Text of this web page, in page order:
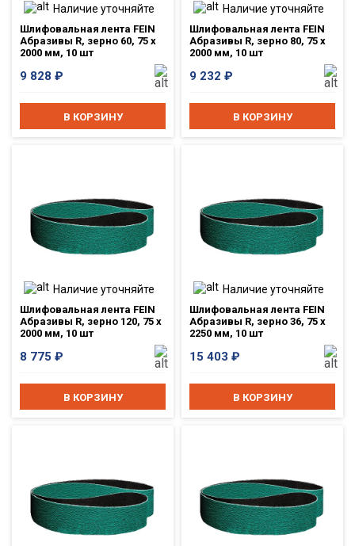
Наличие уточняйте
Шлифовальная лента FEIN
Абразивы R, зерно 60, 75 x
2000 мм, 10 шт
9 828 ₽
В КОРЗИНУ
Наличие уточняйте
Шлифовальная лента FEIN
Абразивы R, зерно 80, 75 x
2000 мм, 10 шт
9 232 ₽
В КОРЗИНУ
Наличие уточняйте
Шлифовальная лента FEIN
Абразивы R, зерно 120, 75 x
2000 мм, 10 шт
8 775 ₽
В КОРЗИНУ
Наличие уточняйте
Шлифовальная лента FEIN
Абразивы R, зерно 36, 75 x
2250 мм, 10 шт
15 403 ₽
В КОРЗИНУ